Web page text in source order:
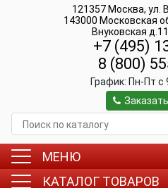
121357 Москва, ул.
143000 Московская
Внуковская
+7 (495)
8 (800)
График: Пн-Пт c
МЕНЮ
КАТАЛОГ ТОВАРОВ